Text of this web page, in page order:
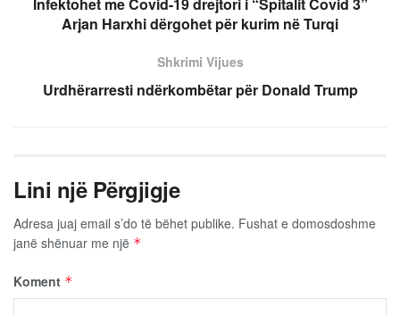
Arjan Harxhi dërgohet për kurim në Turqi
Shkrimi Vijues
Urdhërarresti ndërkombëtar për Donald Trump
Lini një Përgjigje
Adresa juaj email s’do të bëhet publike. Fushat e domosdoshme
janë shënuar me një *
Koment *